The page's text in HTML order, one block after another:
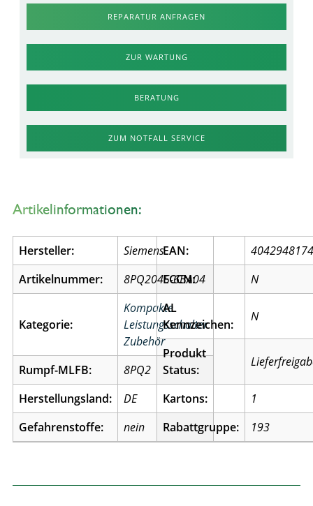
REPARATUR ANFRAGEN
ZUR WARTUNG
BERATUNG
ZUM NOTFALL SERVICE
Artikelinformationen:
Hersteller:
Siemens
Artikelnummer:
8PQ2045-6BA04
Kategorie:
Kompakte
Leistungsschalter
Zubehör
Rumpf-MLFB:
8PQ2
Herstellungsland:
DE
Gefahrenstoffe:
nein
EAN:
ECCN:
N
AL
Kennzeichen:
N
Produkt
Status:
Kartons:
1
Rabattgruppe:
193